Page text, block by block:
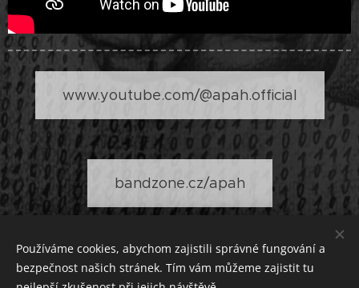
www.youtube.com/@apah.official
bandzone.cz/apah
Používáme cookies, abychom zajistili správné fungování a
bezpečnost našich stránek. Tím vám můžeme zajistit tu